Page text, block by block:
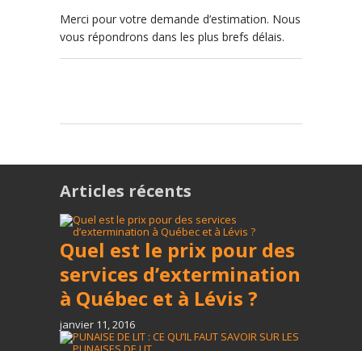
Merci pour votre demande d’estimation. Nous
vous répondrons dans les plus brefs délais.
Articles récents
Quel est le prix pour des
services d’extermination
à Québec et à Lévis ?
janvier 11, 2016